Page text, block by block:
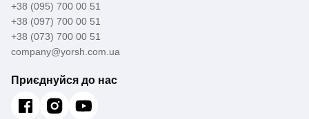
+38 (095) 700 00 51
+38 (097) 700 00 51
+38 (073) 700 00 51
company@yorsh.com.ua
Приєднуйся до нас